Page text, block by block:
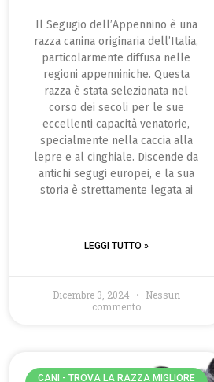
Il Segugio dell’Appennino è una
razza canina originaria dell’Italia,
particolarmente diffusa nelle
regioni appenniniche. Questa
razza è stata selezionata nel
corso dei secoli per le sue
eccellenti capacità venatorie,
specialmente nella caccia alla
lepre e al cinghiale. Discende da
antichi segugi europei, e la sua
storia è strettamente legata ai
LEGGI TUTTO »
Dicembre 3, 2024
Nessun
commento
CANI - TROVA LA RAZZA MIGLIORE